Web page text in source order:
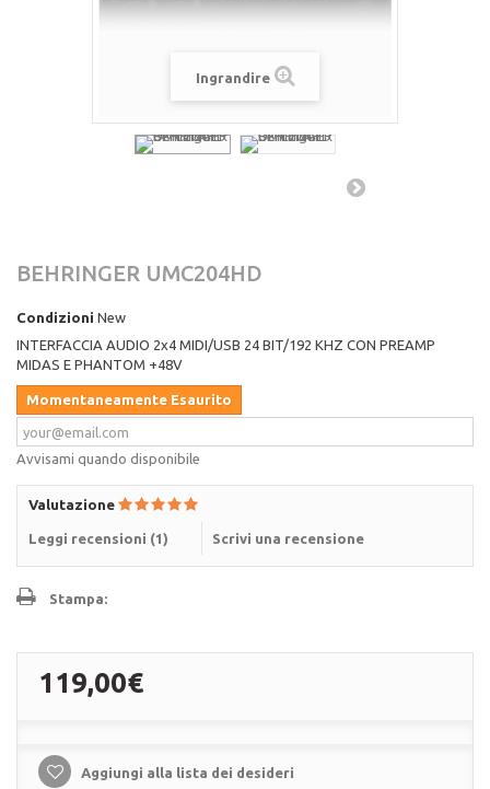
Ingrandire
BEHRINGER UMC204HD
Condizioni New
INTERFACCIA AUDIO 2x4 MIDI/USB 24 BIT/192 KHZ CON PREAMP
MIDAS E PHANTOM +48V
Momentaneamente Esaurito
Avvisami quando disponibile
Valutazione
Leggi recensioni (1) Scrivi una recensione
Stampa:
119,00€
Aggiungi alla lista dei desideri